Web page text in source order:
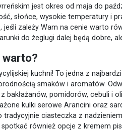
jest okres od maja do
słońce, wysokie temperatury i
jeśli zależy Wam na cenie warto
do żeglugi dalej będą dobre,
kuchni! To jedna z
smaków i aromatów.
bakłażanów, pomidorów, cebuli i
kulki serowe Arancini oraz
ciasteczka z
również opcje z kremem